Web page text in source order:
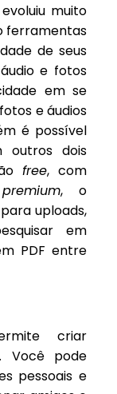
muito
ferramentas
de seus
e fotos
em se
e áudios
é possível
outros dois
free, com
premium, o
uploads,
em
PDF entre
criar
Você pode
pessoais e